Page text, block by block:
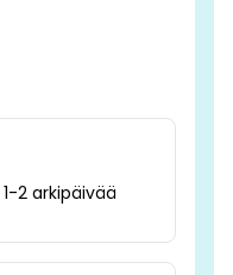
2 arkipäivää